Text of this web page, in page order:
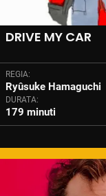
DRIVE MY CAR
REGIA:
Ryûsuke Hamaguchi
DURATA:
179 minuti